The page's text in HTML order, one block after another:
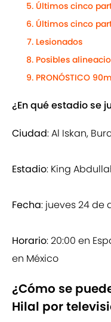
Últimos cinco
Últimos cinco
Lesionados
Posibles
PRONÓSTICO
¿En qué estadio se
Ciudad: Al Iskan,
Estadio: King
Fecha: jueves 24 de
Horario: 20:00 en
en México
¿Cómo se
Hilal por